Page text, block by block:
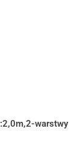
warstwy